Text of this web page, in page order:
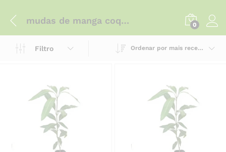
mudas de manga coquinho 0
Filtro Ordenar por mais recente